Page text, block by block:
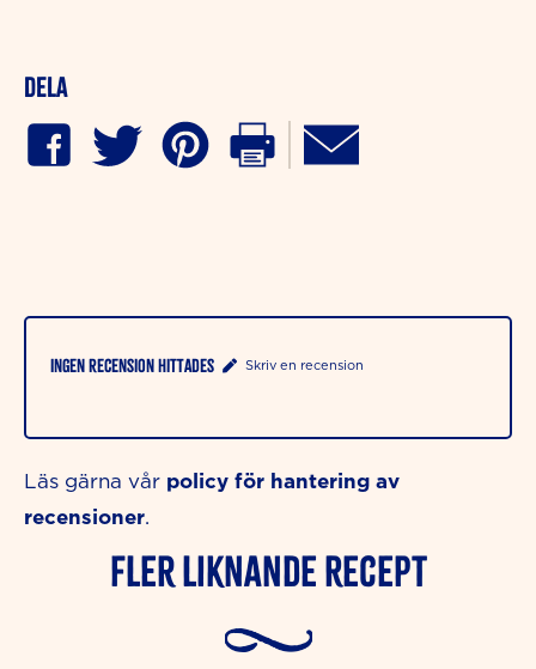
Dela
Ingen recension hittades Skriv en recension
Läs gärna vår policy för hantering av
recensioner.
Fler liknande Recept